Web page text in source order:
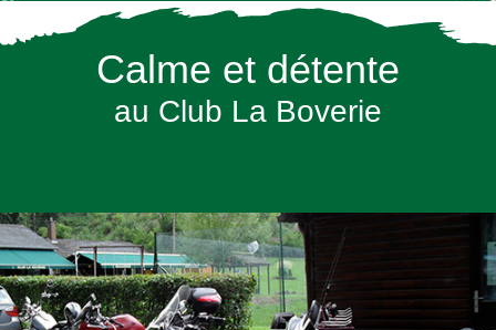
Calme et détente
au Club La Boverie